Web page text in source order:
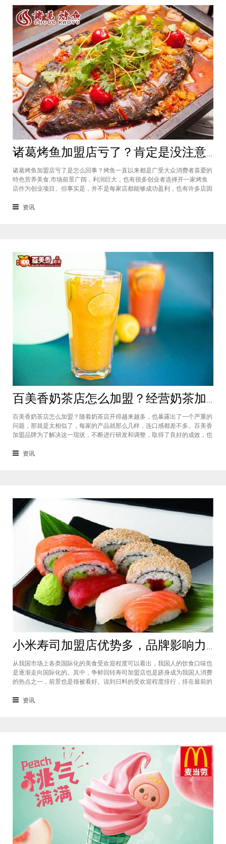
诸葛烤鱼加盟店亏了？肯定是没注意做好这几件事
诸葛烤鱼加盟店亏了是怎么回事？烤鱼一直以来都是广受大众消费者喜爱的
特色营养美食,市场前景广阔，利润巨大，也有很多创业者选择开一家烤鱼
店作为创业项目。但事实是，并不是每家店都能够成功盈利，也有许多店因
好。诸葛烤鱼加盟总部根据多年经验，总结了以下几个原因。没有事先做好
资讯
百美香奶茶店怎么加盟？经营奶茶加盟店收益如何
百美香奶茶店怎么加盟？随着奶茶店开得越来越多，也暴露出了一个严重的
问题，那就是太相似了，每家的产品就那么几样，连口感都差不多。百美香
加盟品牌为了解决这一现状，不断进行研发和调整，取得了良好的成效，也
说。在加盟百美香奶茶，其实我也做过另一家的奶茶店，在这里就不说名字
资讯
小米寿司加盟店优势多，品牌影响力高开店客源不用愁
从我国市场上各类国际化的美食受欢迎程度可以看出，我国人的饮食口味也
是逐渐走向国际化的。其中，争鲜回转寿司加盟店也是跻身成为我国人消费
的热点之一，前景也是很被看好。说到日料的受欢迎程度排行，排在最前的
度，寿司赢得了不少人的喜爱。对于喜爱寿司的人群来说，相信对小米寿司
资讯